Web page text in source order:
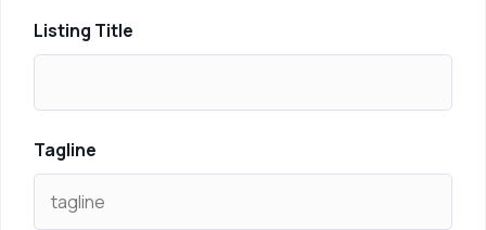
Listing Title
Tagline